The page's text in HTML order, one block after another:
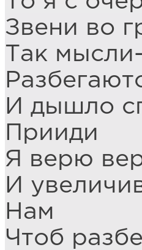
Звени во
Так
И дышло
Прииди
Я верю
И
Нам
Чтоб